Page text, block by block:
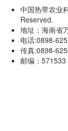
中国热带农业
Reserved.
地址：海南省
电话:0898-
传真:0898-
邮编：571533